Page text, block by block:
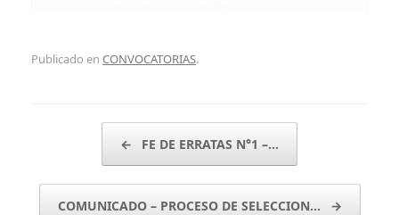
Publicado en CONVOCATORIAS.
Navegador de artículos
← FE DE ERRATAS N°1 –…
COMUNICADO – PROCESO DE SELECCION… →